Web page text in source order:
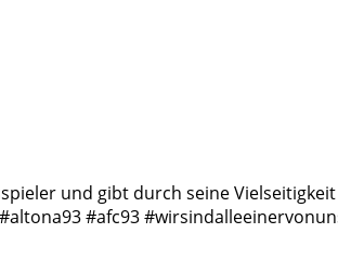
und gibt durch seine
#afc93